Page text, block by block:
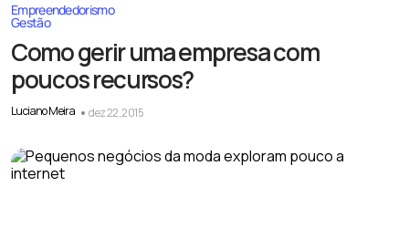
Empreendedorismo
Gestão
Como gerir uma empresa com
poucos recursos?
Luciano Meira dez 22, 2015